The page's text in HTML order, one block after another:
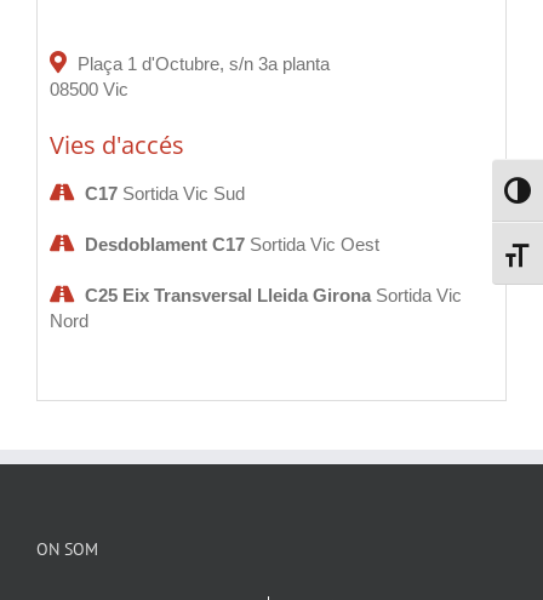
Plaça 1 d'Octubre, s/n 3a planta
08500 Vic
Vies d'accés
C17 Sortida Vic Sud
Desdoblament C17 Sortida Vic Oest
C25 Eix Transversal Lleida Girona Sortida Vic
Nord
ON SOM